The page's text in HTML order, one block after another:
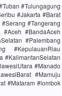
#Tulungagung
#Jakarta #Barat
#Tangerang
#Aceh #BandaAceh
#Palembang
#KepulauanRiau
#KalimantanSelatan
#Manado
#Mamuju
#Mataram #lombok